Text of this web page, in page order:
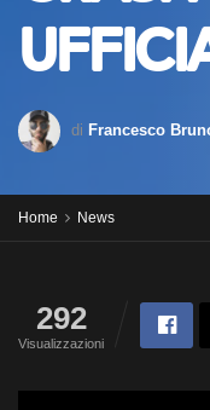
di Francesco
Home News
292
Visualizzazioni